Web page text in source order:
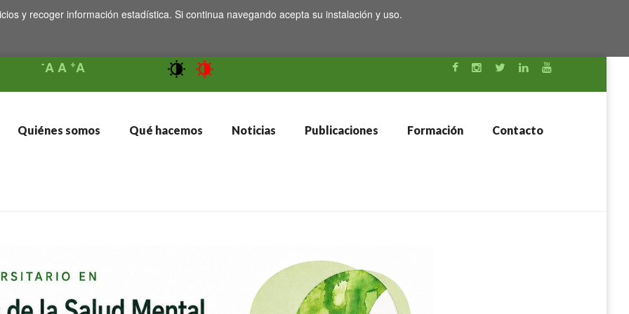
y recoger información estadística. Si continua navegando acepta su instalación y uso.
-AA +A
Quiénes somos Qué hacemos Noticias Publicaciones Formación Contacto